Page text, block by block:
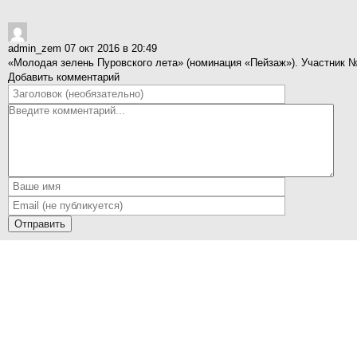
admin_zem 07 окт 2016 в 20:49
«Молодая зелень Пуровского лета» (номинация «Пейзаж»).
Добавить комментарий
Отправить